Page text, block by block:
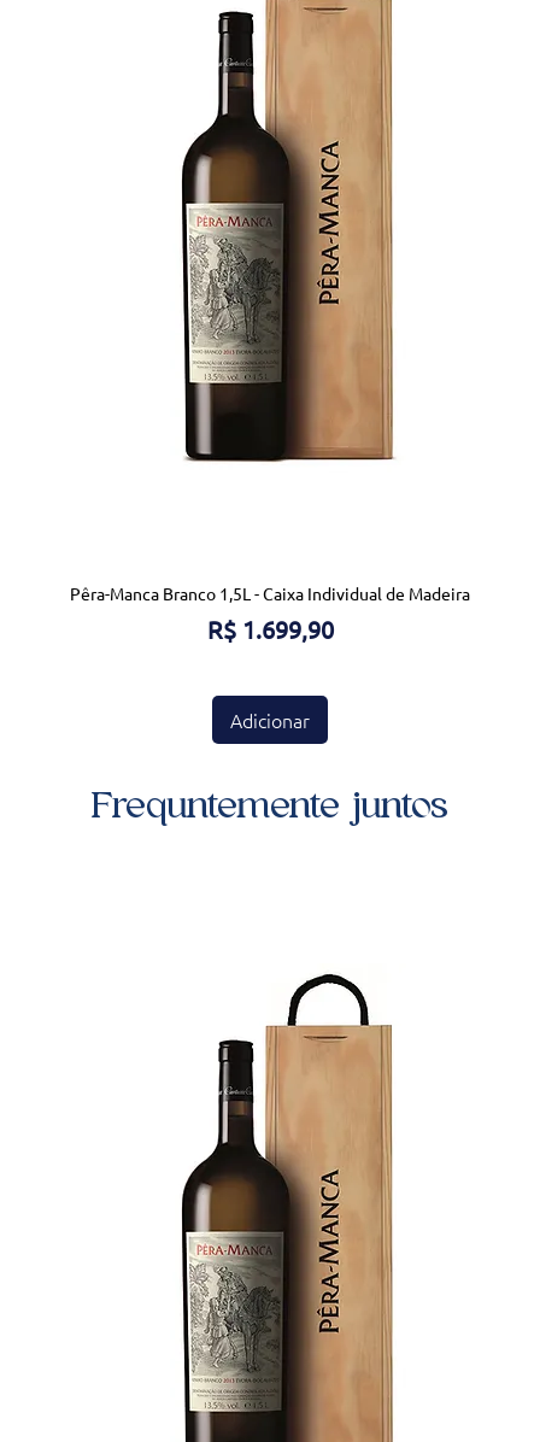
Pêra-Manca Branco 1,5L - Caixa Individual de Madeira
Preço
R$ 1.699,90
Adicionar
Frequntemente juntos